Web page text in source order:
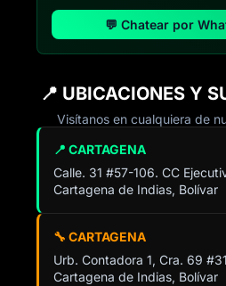
💬 Chatear por
📍 UBICACIONES Y
Visítanos en cualquiera de
📍 CARTAGENA
Calle. 31 #57-106. CC
Cartagena de Indias, Bolívar
🔧 CARTAGENA
Urb. Contadora 1, Cra. 69
Cartagena de Indias, Bolívar